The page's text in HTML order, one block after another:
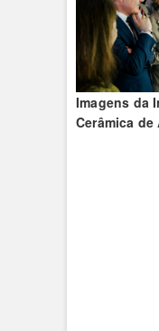
Imagens da
Cerâmica